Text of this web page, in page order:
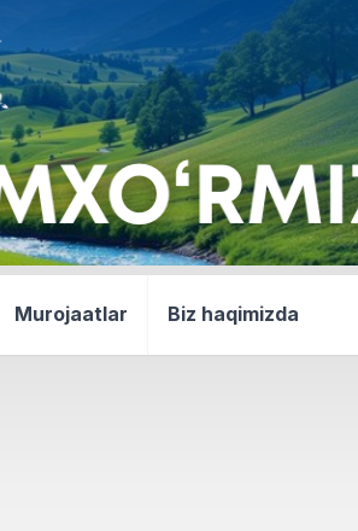
Murojaatlar Biz haqimizda